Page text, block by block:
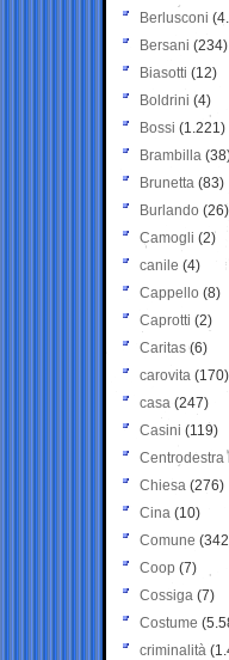
Berlusconi
Bersani (234)
Biasotti (12)
Boldrini (4)
Bossi (1.221)
Brambilla
Brunetta (83)
Burlando (26)
Camogli (2)
canile (4)
Cappello (8)
Caprotti (2)
Caritas (6)
carovita (170)
casa (247)
Casini (119)
Centrodestra
Chiesa (276)
Cina (10)
Comune
Coop (7)
Cossiga (7)
Costume
criminalità